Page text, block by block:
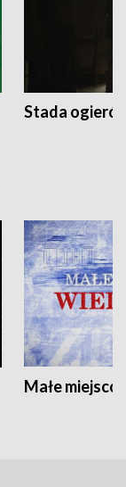
Stada
Małe